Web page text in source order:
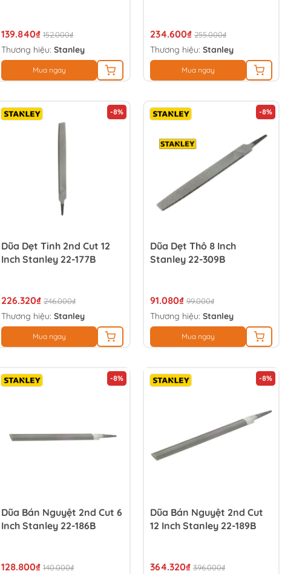
139.840₫ 152.000₫
Thương hiệu: Stanley
Mua ngay
234.600₫ 255.000₫
Thương hiệu: Stanley
Mua ngay
-8%
Dũa Dẹt Tinh 2nd Cut 12
Inch Stanley 22-177B
226.320₫ 246.000₫
Thương hiệu: Stanley
Mua ngay
-8%
Dũa Dẹt Thô 8 Inch
Stanley 22-309B
91.080₫ 99.000₫
Thương hiệu: Stanley
Mua ngay
-8%
Dũa Bán Nguyệt 2nd Cut 6
Inch Stanley 22-186B
128.800₫ 140.000₫
-8%
Dũa Bán Nguyệt 2nd Cut
12 Inch Stanley 22-189B
364.320₫ 396.000₫